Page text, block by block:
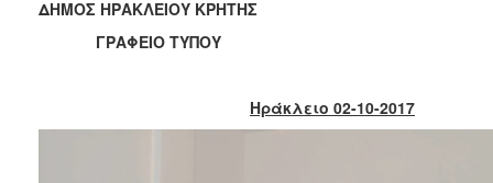
Φυσικές
ΔΗΜΟΣ ΗΡΑΚΛΕΙΟΥ ΚΡΗΤΗΣ
ΓΡΑΦΕΙΟ ΤΥΠΟΥ
Ηράκλειο 02-10-2017